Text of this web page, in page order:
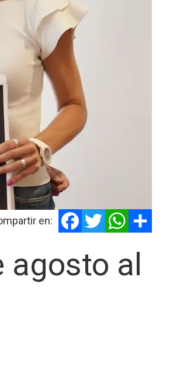
en:
Facebook
TwitterWhatsApp
agosto al